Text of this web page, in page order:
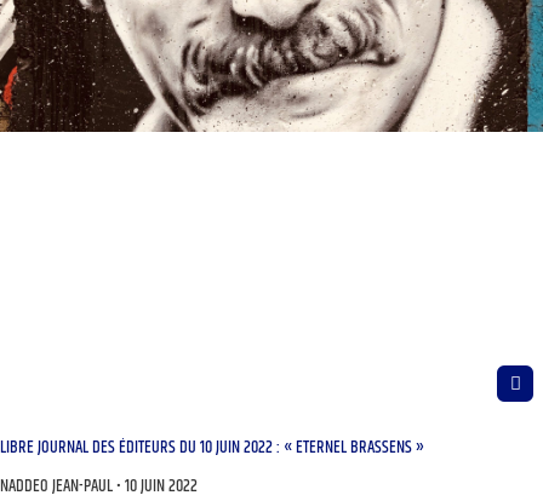
LIBRE JOURNAL DES ÉDITEURS DU 10 JUIN 2022 : « ETERNEL BRASSENS »
NADDEO JEAN-PAUL 10 JUIN 2022